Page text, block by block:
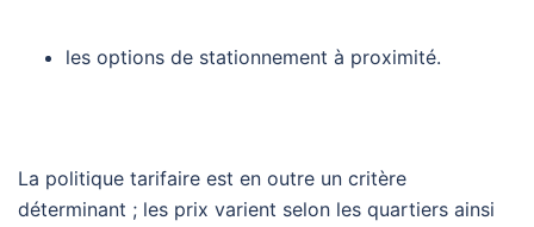
les options de stationnement à proximité.
La politique tarifaire est en outre un critère
déterminant ; les prix varient selon les quartiers ainsi